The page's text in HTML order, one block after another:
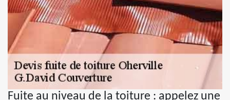
Fuite au niveau de la toiture : appelez une